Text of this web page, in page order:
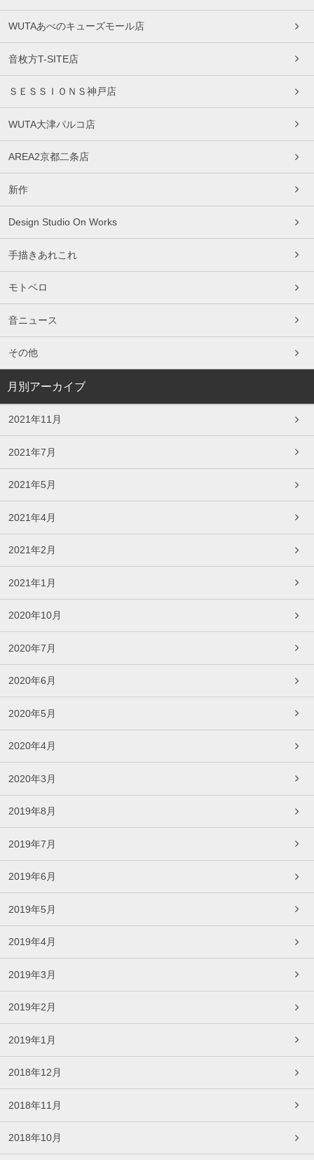
WUTAあべのキューズモール店
音枚方T-SITE店
ＳＥＳＳＩＯＮＳ神戸店
WUTA大津パルコ店
AREA2京都二条店
新作
Design Studio On Works
手描きあれこれ
モトベロ
音ニュース
その他
月別アーカイブ
2021年11月
2021年7月
2021年5月
2021年4月
2021年2月
2021年1月
2020年10月
2020年7月
2020年6月
2020年5月
2020年4月
2020年3月
2019年8月
2019年7月
2019年6月
2019年5月
2019年4月
2019年3月
2019年2月
2019年1月
2018年12月
2018年11月
2018年10月